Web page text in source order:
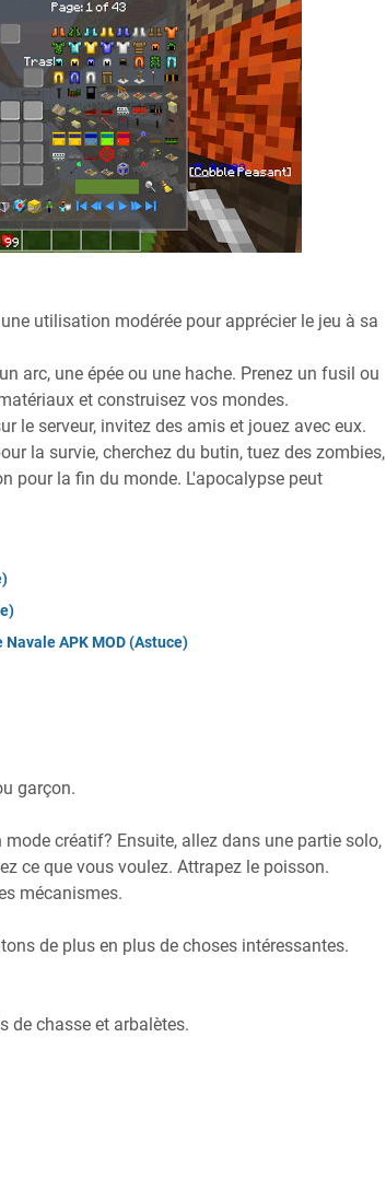
utilisation modérée pour apprécier le jeu à sa
arc, une épée ou une hache. Prenez un fusil ou
et construisez vos mondes.
le serveur, invitez des amis et jouez avec eux.
la survie, cherchez du butin, tuez des zombies,
pour la fin du monde. L'apocalypse peut
APK MOD (Astuce)
garçon.
créatif? Ensuite, allez dans une partie solo,
ce que vous voulez. Attrapez le poisson.
mécanismes.
de plus en plus de choses intéressantes.
de chasse et arbalètes.